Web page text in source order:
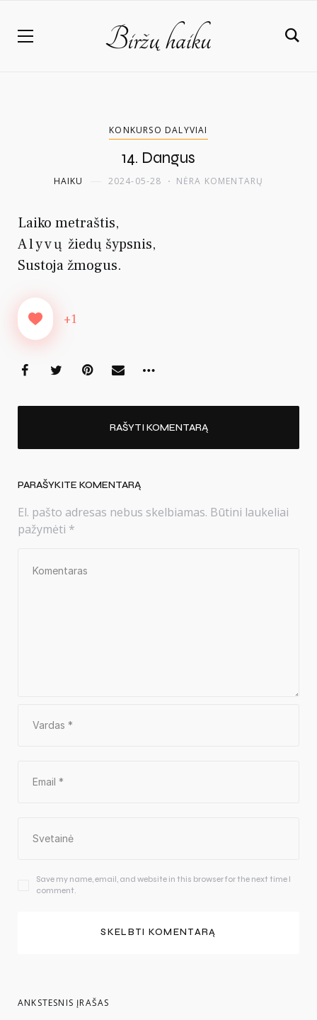
KONKURSO DALYVIAI
14. Dangus
HAIKU 2024-05-28 NĖRA KOMENTARŲ
Laiko metraštis,
Alyvų žiedų šypsnis,
Sustoja žmogus.
+1
RAŠYTI KOMENTARĄ
PARAŠYKITE KOMENTARĄ
El. pašto adresas nebus skelbiamas. Būtini laukeliai
pažymėti *
Save my name, email, and website in this browser for the next time I
comment.
ANKSTESNIS ĮRAŠAS